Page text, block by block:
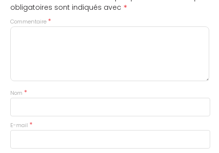
obligatoires sont indiqués avec *
Commentaire *
Nom *
E-mail *